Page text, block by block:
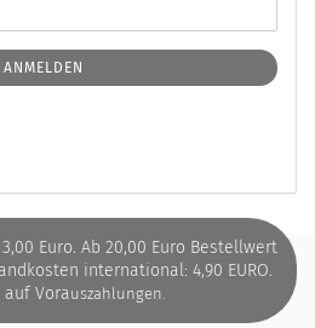
ANMELDEN
Euro. Ab 20,00 Euro Bestellwert
international: 4,90 EURO.
auf Vorauszahlungen.